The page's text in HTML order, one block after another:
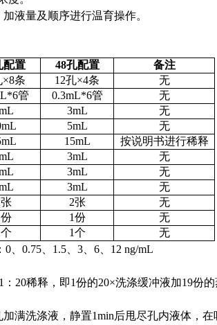
液量及顺序进行温育操作。
配置 48孔配置
备注
×8条 12孔×4条
无
管 0.3mL*6管
无
3mL
无
5mL
无
15mL
按说明书进行稀释
3mL
无
3mL
无
3mL
无
张 2张
无
份 1份
无
个 1个
无
0 0.75 1.5 3 6
12 ng/mL
1 ： 20稀释，即1份的20×洗涤缓冲液加19份的
满洗涤液，静置1min后甩尽孔内液体，在